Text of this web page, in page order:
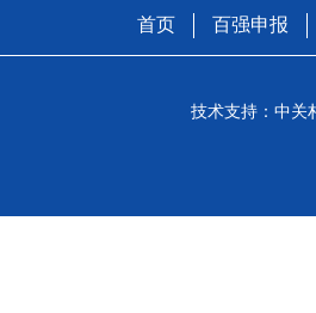
首页 百强申报
技术支持：中关